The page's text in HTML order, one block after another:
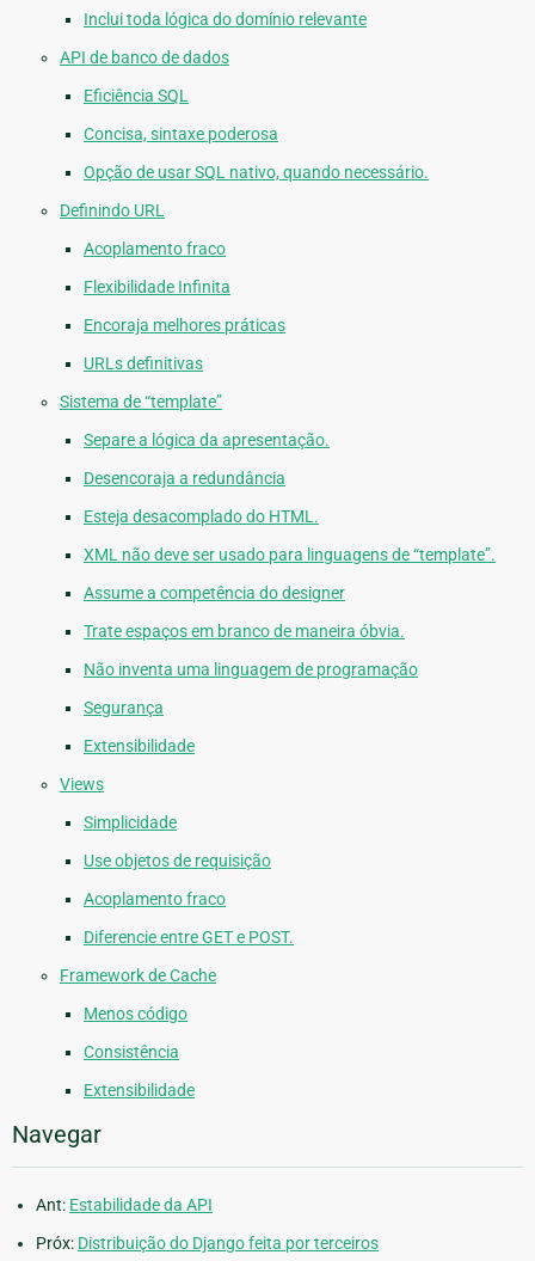
Inclui toda lógica do domínio relevante
API de banco de dados
Eficiência SQL
Concisa, sintaxe poderosa
Opção de usar SQL nativo, quando necessário.
Definindo URL
Acoplamento fraco
Flexibilidade Infinita
Encoraja melhores práticas
URLs definitivas
Sistema de “template”
Separe a lógica da apresentação.
Desencoraja a redundância
Esteja desacomplado do HTML.
XML não deve ser usado para linguagens de “template”.
Assume a competência do designer
Trate espaços em branco de maneira óbvia.
Não inventa uma linguagem de programação
Segurança
Extensibilidade
Views
Simplicidade
Use objetos de requisição
Acoplamento fraco
Diferencie entre GET e POST.
Framework de Cache
Menos código
Consistência
Extensibilidade
Navegar
Ant: Estabilidade da API
Próx: Distribuição do Django feita por terceiros